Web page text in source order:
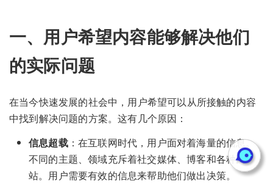
一、用户希望内容能够解决他们
的实际问题
在当今快速发展的社会中，用户希望可以从所接触的内容
中找到解决问题的方案。这有几个原因：
信息超载：在互联网时代，用户面对着海量的信息。
不同的主题、领域充斥着社交媒体、博客和各种网
站。用户需要有效的信息来帮助他们做出决策。